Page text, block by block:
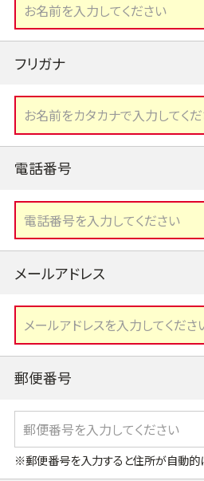
フリガナ
電話番号
メールアドレス
郵便番号
※郵便番号を入力すると住所が自動的